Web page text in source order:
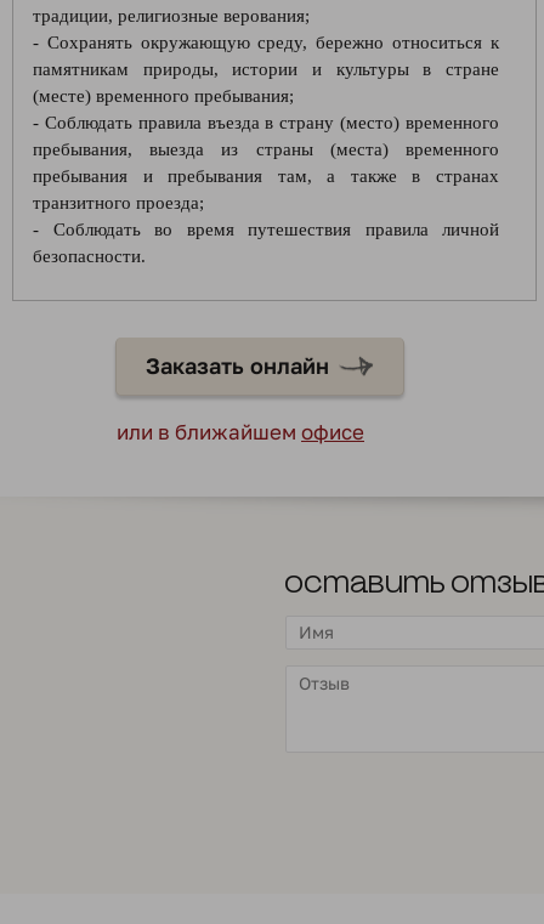
традиции, религиозные верования;
- Сохранять окружающую среду, бережно относиться к
памятникам природы, истории и культуры в стране
(месте) временного пребывания;
- Соблюдать правила въезда в страну (место) временного
пребывания, выезда из страны (места) временного
пребывания и пребывания там, а также в странах
транзитного проезда;
- Соблюдать во время путешествия правила личной
безопасности.
Заказать онлайн
или в ближайшем офисе
Оставить